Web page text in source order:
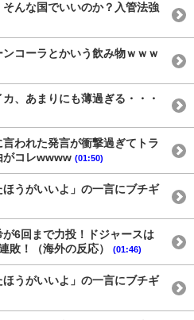
んな国でいいのか？入管法強
コーラとかいう飲み物ｗｗｗ
、あまりにも薄過ぎる・・・
言われた発言が衝撃過ぎてトラ
がコレwwww (01:50)
うがいいよ」の一言にブチギ
6回まで力投！ドジャースは
敗！（海外の反応）
(01:46)
うがいいよ」の一言にブチギ